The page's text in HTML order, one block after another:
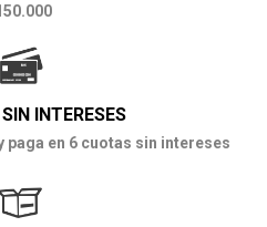
INTERESES
paga en 6 cuotas sin intereses